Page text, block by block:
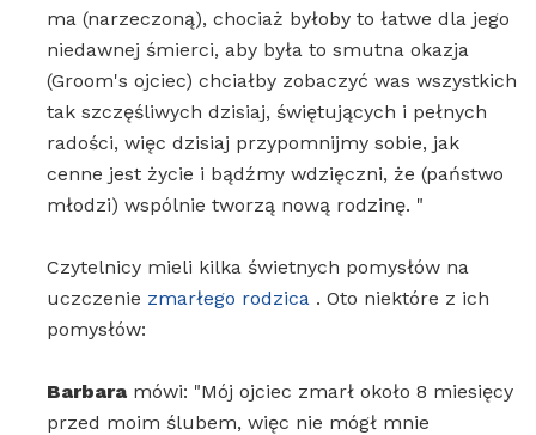
ma (narzeczoną), chociaż byłoby to łatwe dla jego
niedawnej śmierci, aby była to smutna okazja
(Groom's ojciec) chciałby zobaczyć was wszystkich
tak szczęśliwych dzisiaj, świętujących i pełnych
radości, więc dzisiaj przypomnijmy sobie, jak
cenne jest życie i bądźmy wdzięczni, że (państwo
młodzi) wspólnie tworzą nową rodzinę. "
Czytelnicy mieli kilka świetnych pomysłów na
uczczenie zmarłego rodzica . Oto niektóre z ich
pomysłów:
Barbaramówi: "Mój ojciec zmarł około 8 miesięcy
przed moim ślubem, więc nie mógł mnie